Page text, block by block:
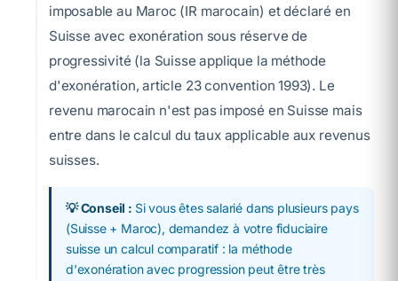
imposable au Maroc (IR marocain) et déclaré en
Suisse avec exonération sous réserve de
progressivité (la Suisse applique la méthode
d'exonération, article 23 convention 1993). Le
revenu marocain n'est pas imposé en Suisse mais
entre dans le calcul du taux applicable aux revenus
suisses.
💡 Conseil : Si vous êtes salarié dans plusieurs pays
(Suisse + Maroc), demandez à votre fiduciaire
suisse un calcul comparatif : la méthode
d'exonération avec progression peut être très